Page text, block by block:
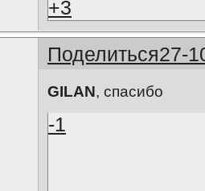
+3
Поделиться27-
GILAN, спасибо
-1